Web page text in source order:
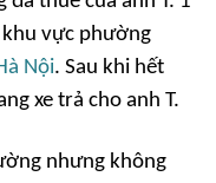
khu vực phường
Nội. Sau khi hết
xe trả cho anh T.
nhưng không